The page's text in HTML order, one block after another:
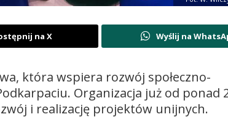
na X Wyślij na
która wspiera rozwój społeczno-
Organizacja już od ponad
i realizację projektów unijnych.